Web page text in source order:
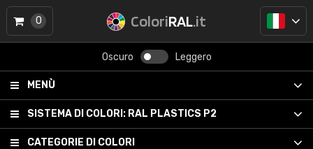
ColoriRAL.it
Oscuro Leggero
MENÙ
SISTEMA DI COLORI: RAL PLASTICS P2
CATEGORIE DI COLORI
0